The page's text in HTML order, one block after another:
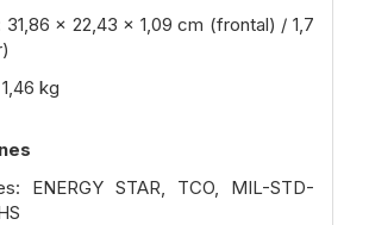
31,86 x 22,43 x 1,09 cm (frontal) / 1,7
kg
ENERGY STAR, TCO, MIL-STD-